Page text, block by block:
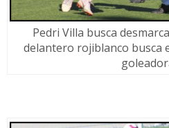
Pedri Villa busca
delantero rojiblanco busca